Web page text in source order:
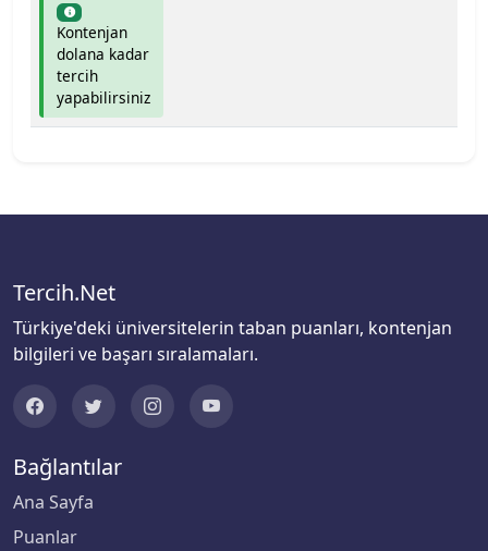
Bartın Üniversitesi
Başkent Üniversitesi
Bayburt Üniversitesi
Beykoz Üniversitesi
Bezm-İ Alem Vakıf Üniversitesi
Bilecik Şeyh Edebali Üniversitesi
Bingöl Üniversitesi
Kontenjan
dolana kadar
tercih
yapabilirsiniz
Tercih.Net
Türkiye'deki üniversitelerin taban puanları, kontenjan
bilgileri ve başarı sıralamaları.
Bağlantılar
Ana Sayfa
Puanlar